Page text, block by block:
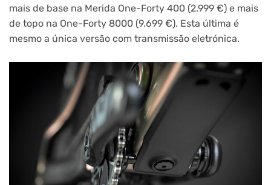
mais de base na Merida One-Forty 400 (2.999 €) e mais
de topo na One-Forty 8000 (9.699 €). Esta última é
mesmo a única versão com transmissão eletrónica.